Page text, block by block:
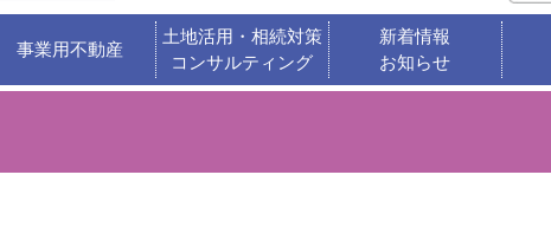
事業用不動産
土地活用・相続対策
コンサルティング
新着情報
お知らせ